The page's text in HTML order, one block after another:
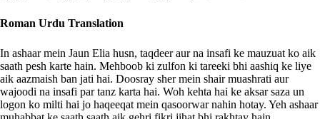
Roman Urdu Translation
In ashaar mein Jaun Elia husn, taqdeer aur na insafi ke mauzuat ko aik
saath pesh karte hain. Mehboob ki zulfon ki tareeki bhi aashiq ke liye
aik aazmaish ban jati hai. Doosray sher mein shair muashrati aur
wajoodi na insafi par tanz karta hai. Woh kehta hai ke aksar saza un
logon ko milti hai jo haqeeqat mein qasoorwar nahin hotay. Yeh ashaar